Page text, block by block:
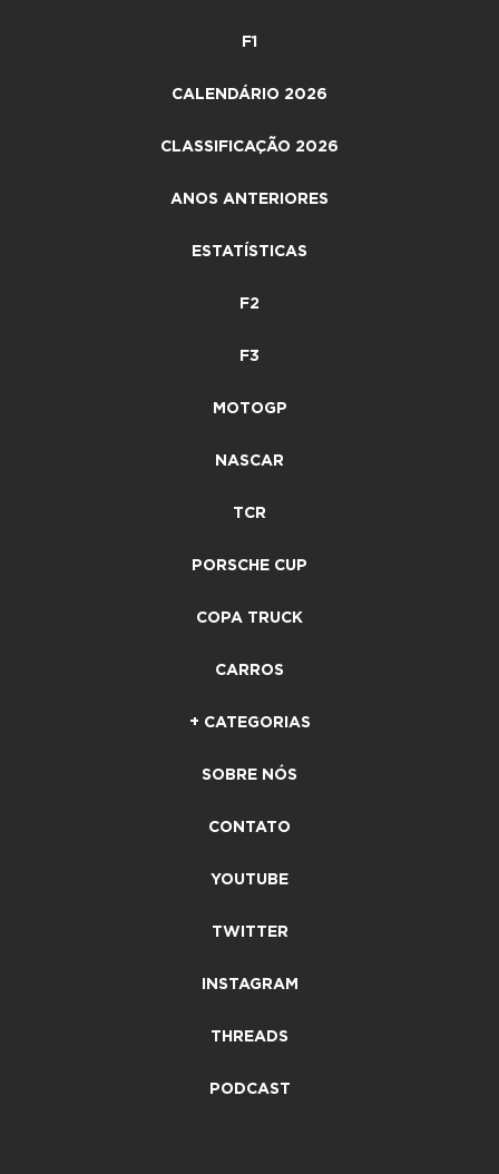
F1
CALENDÁRIO 2026
CLASSIFICAÇÃO 2026
ANOS ANTERIORES
ESTATÍSTICAS
F2
F3
MOTOGP
NASCAR
TCR
PORSCHE CUP
COPA TRUCK
CARROS
+ CATEGORIAS
SOBRE NÓS
CONTATO
YOUTUBE
TWITTER
INSTAGRAM
THREADS
PODCAST